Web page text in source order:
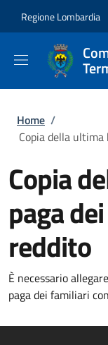
Regione Lombardia
Briciole di
Home /
Copia della
Copia
paga
reddito
È necessario
paga dei familiari